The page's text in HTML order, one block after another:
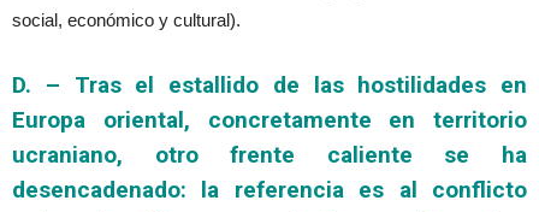
social, económico y cultural).
D. – Tras el estallido de las hostilidades en
Europa oriental, concretamente en territorio
ucraniano, otro frente caliente se ha
desencadenado: la referencia es al conflicto